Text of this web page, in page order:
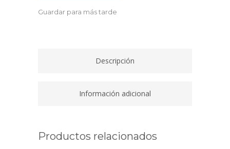
HOJAS
Guardar para más tarde
Descripción
Información adicional
Productos relacionados